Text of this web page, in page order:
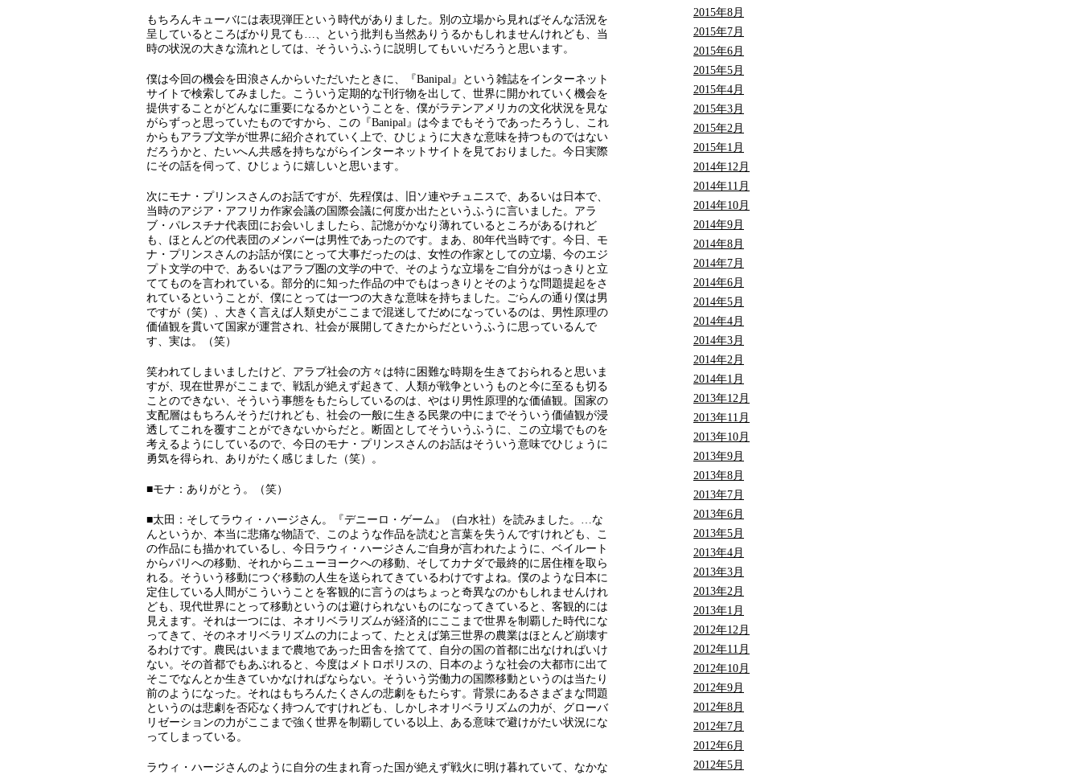
もちろんキューバには表現弾圧という時代がありました。別の立場から見ればそんな活況を
呈しているところばかり見ても…、という批判も当然ありうるかもしれませんけれども、当
時の状況の大きな流れとしては、そういうふうに説明してもいいだろうと思います。
僕は今回の機会を田浪さんからいただいたときに、『Banipal』という雑誌をインターネット
サイトで検索してみました。こういう定期的な刊行物を出して、世界に開かれていく機会を
提供することがどんなに重要になるかということを、僕がラテンアメリカの文化状況を見な
がらずっと思っていたものですから、この『Banipal』は今までもそうであったろうし、これ
からもアラブ文学が世界に紹介されていく上で、ひじょうに大きな意味を持つものではない
だろうかと、たいへん共感を持ちながらインターネットサイトを見ておりました。今日実際
にその話を伺って、ひじょうに嬉しいと思います。
次にモナ・プリンスさんのお話ですが、先程僕は、旧ソ連やチュニスで、あるいは日本で、
当時のアジア・アフリカ作家会議の国際会議に何度か出たというふうに言いました。アラ
ブ・パレスチナ代表団にお会いしましたら、記憶がかなり薄れているところがあるけれど
も、ほとんどの代表団のメンバーは男性であったのです。まあ、80年代当時です。今日、モ
ナ・プリンスさんのお話が僕にとって大事だったのは、女性の作家としての立場、今のエジ
プト文学の中で、あるいはアラブ圏の文学の中で、そのような立場をご自分がはっきりと立
ててものを言われている。部分的に知った作品の中でもはっきりとそのような問題提起をさ
れているということが、僕にとっては一つの大きな意味を持ちました。ごらんの通り僕は男
ですが（笑）、大きく言えば人類史がここまで混迷してだめになっているのは、男性原理の
価値観を貫いて国家が運営され、社会が展開してきたからだというふうに思っているんで
す、実は。（笑）
笑われてしまいましたけど、アラブ社会の方々は特に困難な時期を生きておられると思いま
すが、現在世界がここまで、戦乱が絶えず起きて、人類が戦争というものと今に至るも切る
ことのできない、そういう事態をもたらしているのは、やはり男性原理的な価値観。国家の
支配層はもちろんそうだけれども、社会の一般に生きる民衆の中にまでそういう価値観が浸
透してこれを覆すことができないからだと。断固としてそういうふうに、この立場でものを
考えるようにしているので、今日のモナ・プリンスさんのお話はそういう意味でひじょうに
勇気を得られ、ありがたく感じました（笑）。
■モナ：ありがとう。（笑）
■太田：そしてラウィ・ハージさん。『デニーロ・ゲーム』（白水社）を読みました。…な
んというか、本当に悲痛な物語で、このような作品を読むと言葉を失うんですけれども、こ
の作品にも描かれているし、今日ラウィ・ハージさんご自身が言われたように、ベイルート
からパリへの移動、それからニューヨークへの移動、そしてカナダで最終的に居住権を取ら
れる。そういう移動につぐ移動の人生を送られてきているわけですよね。僕のような日本に
定住している人間がこういうことを客観的に言うのはちょっと奇異なのかもしれませんけれ
ども、現代世界にとって移動というのは避けられないものになってきていると、客観的には
見えます。それは一つには、ネオリベラリズムが経済的にここまで世界を制覇した時代にな
ってきて、そのネオリベラリズムの力によって、たとえば第三世界の農業はほとんど崩壊す
るわけです。農民はいままで農地であった田舎を捨てて、自分の国の首都に出なければいけ
ない。その首都でもあぶれると、今度はメトロポリスの、日本のような社会の大都市に出て
そこでなんとか生きていかなければならない。そういう労働力の国際移動というのは当たり
前のようになった。それはもちろんたくさんの悲劇をもたらす。背景にあるさまざまな問題
というのは悲劇を否応なく持つんですけれども、しかしネオリベラリズムの力が、グローバ
リゼーションの力がここまで強く世界を制覇している以上、ある意味で避けがたい状況にな
ってしまっている。
ラウィ・ハージさんのように自分の生まれ育った国が絶えず戦火に明け暮れていて、なかな
2015年8月
2015年7月
2015年6月
2015年5月
2015年4月
2015年3月
2015年2月
2015年1月
2014年12月
2014年11月
2014年10月
2014年9月
2014年8月
2014年7月
2014年6月
2014年5月
2014年4月
2014年3月
2014年2月
2014年1月
2013年12月
2013年11月
2013年10月
2013年9月
2013年8月
2013年7月
2013年6月
2013年5月
2013年4月
2013年3月
2013年2月
2013年1月
2012年12月
2012年11月
2012年10月
2012年9月
2012年8月
2012年7月
2012年6月
2012年5月